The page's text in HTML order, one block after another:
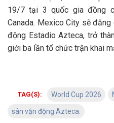
19/7 tại 3 quốc gia đồng
Canada. Mexico City sẽ
động Estadio Azteca, trở
giới ba lần tổ chức trận khai
TAG(S): World Cup 2026
sân vận động Azteca.